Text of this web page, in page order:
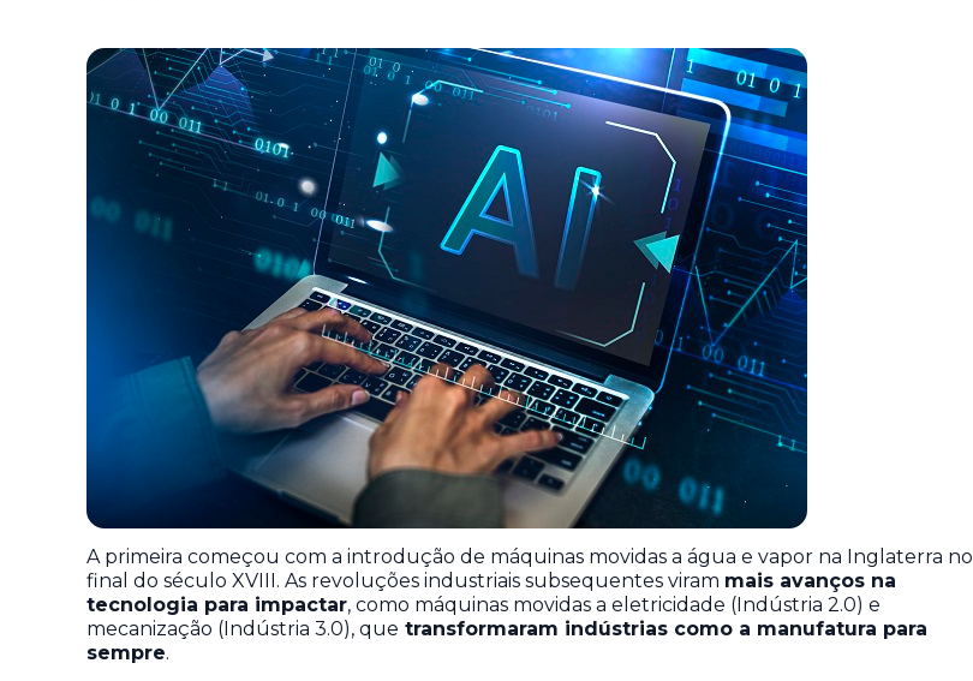
A primeira começou com a introdução de máquinas movidas a água e vapor na Inglaterra no
final do século XVIII. As revoluções industriais subsequentes viram mais avanços na
tecnologia para impactar, como máquinas movidas a eletricidade (Indústria 2.0) e
mecanização (Indústria 3.0), que transformaram indústrias como a manufatura para
sempre.